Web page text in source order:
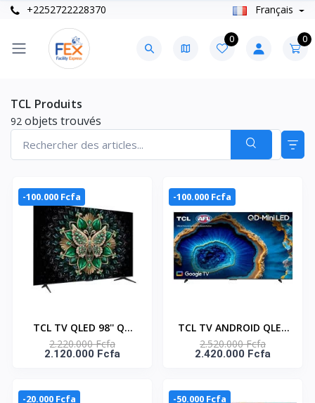
+2252722228370 Français
0 0
TCL Produits
92 objets trouvés
-100.000 Fcfa
TCL TV QLED 98'' QD
MINI LED GOOGLE
-98C6K
2.220.000 Fcfa
2.120.000 Fcfa
-100.000 Fcfa
TCL TV ANDROID QLED
QD-MINI LED 98'' - 4K
AIPQ PROCESSOR -
2.520.000 Fcfa
2.420.000 Fcfa
-20.000 Fcfa -50.000 Fcfa